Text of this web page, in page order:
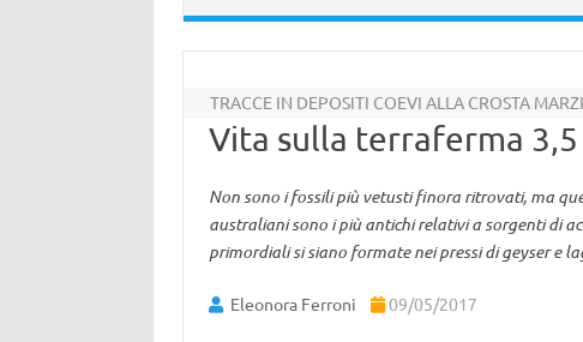
TRACCE IN DEPOSITI COEVI ALLA CROSTA
Vita sulla terraferma
Non sono i fossili più vetusti finora ritrovati, ma
australiani sono i più antichi relativi a sorgenti di
primordiali si siano formate nei pressi di geyser e
Eleonora Ferroni 09/05/2017